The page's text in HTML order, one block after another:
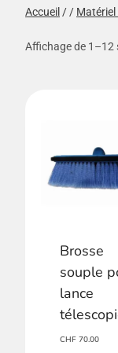
Accueil / / Matériel
Affichage de
Brosse
souple
lance
CHF 70.00